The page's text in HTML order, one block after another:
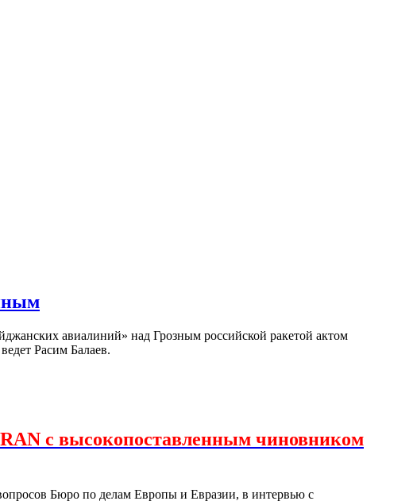
авиалиний» над Грозным российской ракетой актом
Расим Балаев.
с высокопоставленным чиновником
Бюро по делам Европы и Евразии, в интервью с